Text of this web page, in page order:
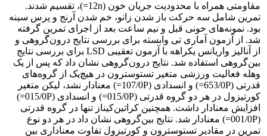
مقاومتی همراه با محدودیت جریان خون (12n=)، تقسیم شدند.
تمرین شامل سه حرکت باز شدن زانو، خم شدن آرنج و پرس سینه
بود. نمونه‌های خونی قبل و نیم ساعت بعد از اجرای تمرین گرفته
شد. از آزمون آماری تی وابسته برای بررسی نتایج درون‌گروهی و
از آنالیز واریانس یکراهه با آزمون تعقیبی LSD برای بررسی نتایج
بین‌گروهی استفاده شد. نتایج درون‌گروهی نشان داد که پس از یک
وهله فعالیت ورزشی متغیر تستوسترون در هیچ‌یک از گروه‌های
قدرتی (653/0P=) و انسدادی (107/0P=) معنا‌دار نشد، لیکن متغیر
کورتیزول در هر دو گروه قدرتی (015/0P=) و انسدادی (015/0P=)
افزایش معنا‌دار داشت. همچنین کراتین‌کیناز تنها در گروه قدرتی
(001/0P=) معنا‌دار شد. نتایج بین‌گروهی نشان داد در هر دو نوع
تمرین در مقادیر تستوسترون و کورتیزول تفاوت معنا‌داری بین